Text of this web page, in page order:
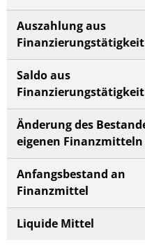
Auszahlung aus
Finanzierungstätigkeit
Saldo aus
Finanzierungstätigkeit
Änderung des
eigenen Finanzmitteln
Anfangsbestand an
Finanzmittel
Liquide Mittel